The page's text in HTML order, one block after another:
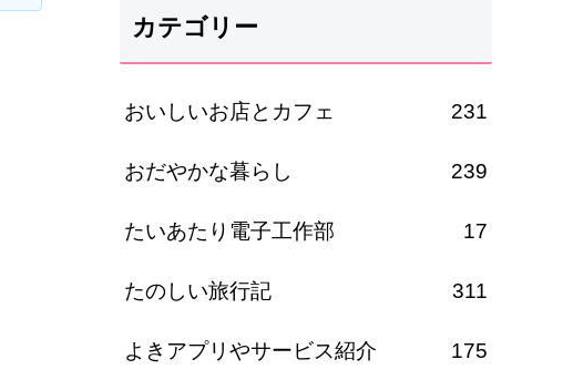
カテゴリー
おいしいお店とカフェ 231
おだやかな暮らし 239
たいあたり電子工作部 17
たのしい旅行記 311
よきアプリやサービス紹介 175